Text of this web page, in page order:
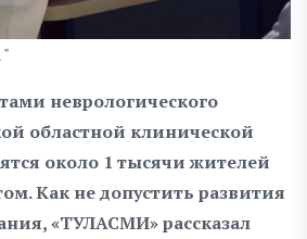
неврологического
областной клинической
около 1 тысячи жителей
Как не допустить развития
«ТУЛАСМИ» рассказал